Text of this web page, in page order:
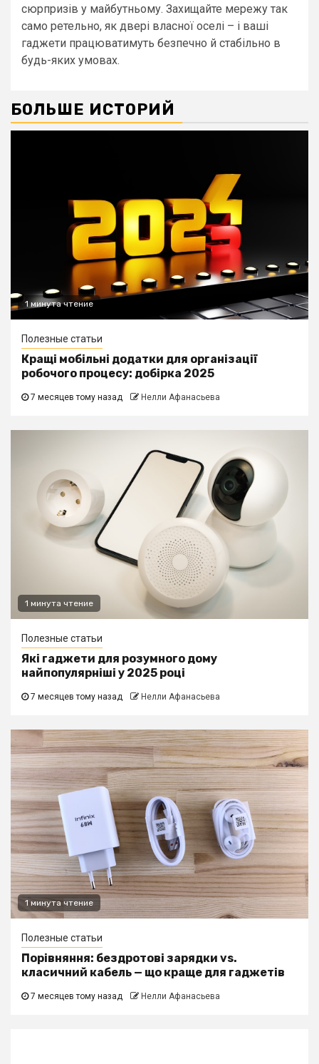
сюрпризів у майбутньому. Захищайте мережу так
само ретельно, як двері власної оселі – і ваші
гаджети працюватимуть безпечно й стабільно в
будь-яких умовах.
БОЛЬШЕ ИСТОРИЙ
1 минута чтение
Полезные статьи
Кращі мобільні додатки для організації
робочого процесу: добірка 2025
7 месяцев тому назад Нелли Афанасьева
1 минута чтение
Полезные статьи
Які гаджети для розумного дому
найпопулярніші у 2025 році
7 месяцев тому назад Нелли Афанасьева
1 минута чтение
Полезные статьи
Порівняння: бездротові зарядки vs.
класичний кабель — що краще для гаджетів
7 месяцев тому назад Нелли Афанасьева